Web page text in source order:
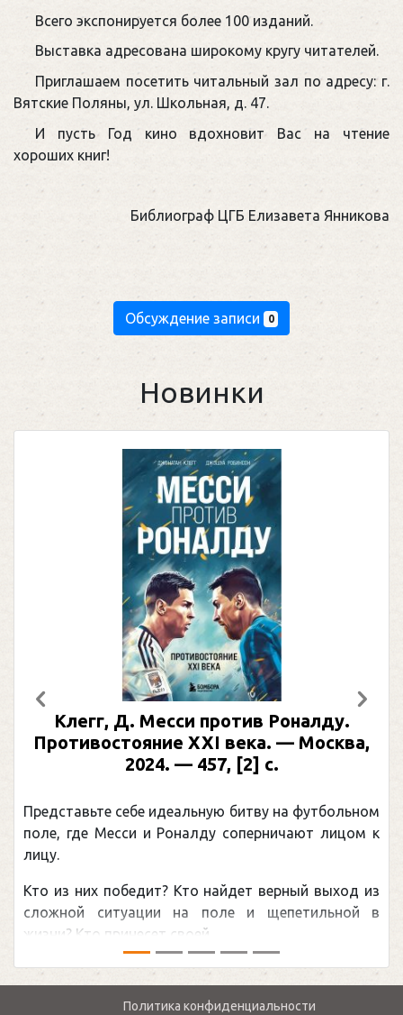
Всего экспонируется более 100 изданий.
Выставка адресована широкому кругу читателей.
Приглашаем посетить читальный зал по адресу: г.
Вятские Поляны, ул. Школьная, д. 47.
И пусть Год кино вдохновит Вас на чтение
хороших книг!
Библиограф ЦГБ Елизавета Янникова
Обсуждение записи 0
Новинки
Клегг, Д. Месси против Роналду.
Противостояние XXI века. — Москва,
2024. — 457, [2] с.
Представьте себе идеальную битву на футбольном
поле, где Месси и Роналду соперничают лицом к
лицу.
Кто из них победит? Кто найдет верный выход из
сложной ситуации на поле и щепетильной в
жизни? Кто принесет своей ...
Предыдущий
Политика конфиденциальности